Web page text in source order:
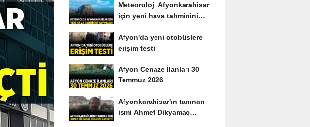
Meteoroloji Afyonkarahisar
için yeni hava tahminini
Afyon'da yeni otobüslere
erişim testi
Afyon Cenaze İlanları 30
Temmuz 2026
Afyonkarahisar'ın tanınan
ismi Ahmet Dikyamaç